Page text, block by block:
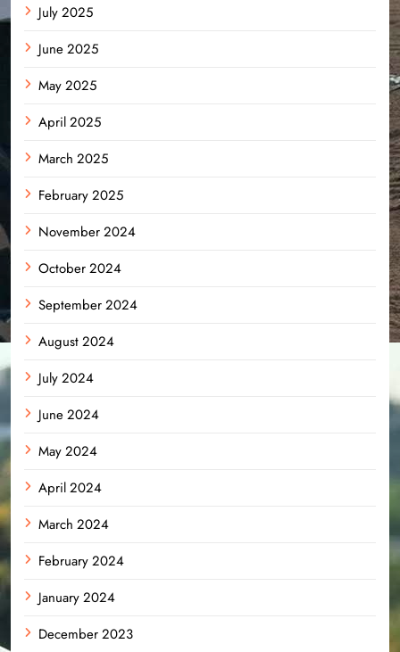
July 2025
June 2025
May 2025
April 2025
March 2025
February 2025
November 2024
October 2024
September 2024
August 2024
July 2024
June 2024
May 2024
April 2024
March 2024
February 2024
January 2024
December 2023